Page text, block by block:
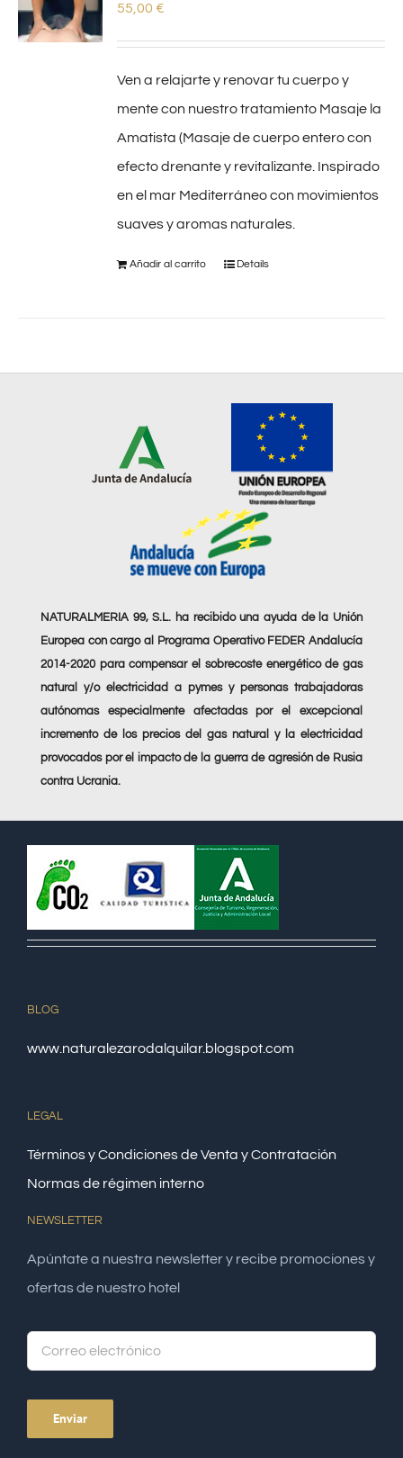
55,00 €
Ven a relajarte y renovar tu cuerpo y
mente con nuestro tratamiento Masaje la
Amatista (Masaje de cuerpo entero con
efecto drenante y revitalizante. Inspirado
en el mar Mediterráneo con movimientos
suaves y aromas naturales.
Añadir al carrito Details
NATURALMERIA 99, S.L. ha recibido una ayuda de la Unión
Europea con cargo al Programa Operativo FEDER Andalucía
2014-2020 para compensar el sobrecoste energético de gas
natural y/o electricidad a pymes y personas trabajadoras
autónomas especialmente afectadas por el excepcional
incremento de los precios del gas natural y la electricidad
provocados por el impacto de la guerra de agresión de Rusia
contra Ucrania.
BLOG
www.naturalezarodalquilar.blogspot.com
LEGAL
Términos y Condiciones de Venta y Contratación
Normas de régimen interno
NEWSLETTER
Apúntate a nuestra newsletter y recibe promociones y
ofertas de nuestro hotel